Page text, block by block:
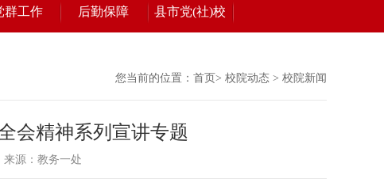
群工作 后勤保障 县市党(社)校
您当前的位置： 首页 > 校院动态 > 校院新闻
会精神系列宣讲专题
来源：教务一处